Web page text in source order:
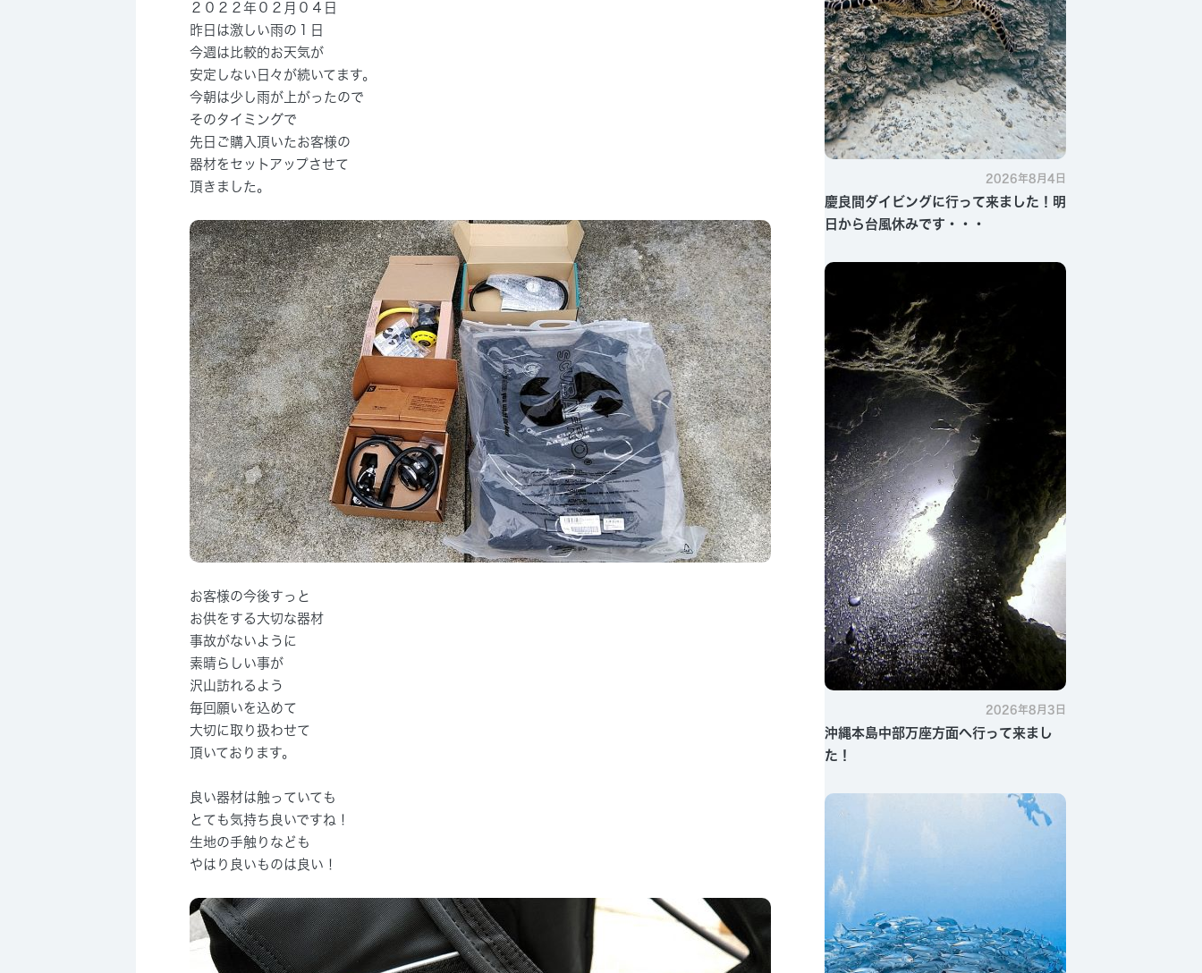
２０２２年０２月０４日
昨日は激しい雨の１日
今週は比較的お天気が
安定しない日々が続いてます。
今朝は少し雨が上がったので
そのタイミングで
先日ご購入頂いたお客様の
器材をセットアップさせて
頂きました。
お客様の今後すっと
お供をする大切な器材
事故がないように
素晴らしい事が
沢山訪れるよう
毎回願いを込めて
大切に取り扱わせて
頂いております。
良い器材は触っていても
とても気持ち良いですね！
生地の手触りなども
やはり良いものは良い！
2026年8月4日
慶良間ダイビングに行って来ました！明
日から台風休みです・・・
2026年8月3日
沖縄本島中部万座方面へ行って来まし
た！